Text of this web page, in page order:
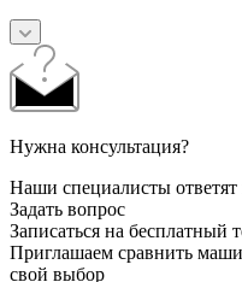
Нужна консультация?
Наши специалисты
Задать вопрос
Записаться на бесплатный
Приглашаем сравнить
свой выбор